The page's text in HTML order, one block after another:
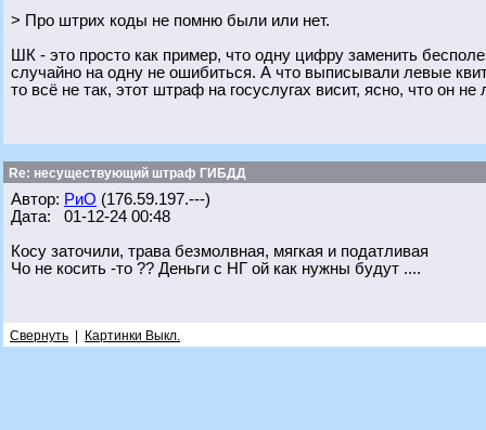
> Про штрих коды не помню были или нет.
ШК - это просто как пример, что одну цифру заменить
случайно на одну не ошибиться. А что выписывали левые
то всё не так, этот штраф на госуслугах висит, ясно, что он не
Re: несуществующий штраф ГИБДД
Автор: РиО (176.59.197.---)
Дата: 01-12-24 00:48
Косу заточили, трава безмолвная, мягкая и податливая
Чо не косить -то ?? Деньги с НГ ой как нужны будут ....
Свернуть Картинки Выкл.